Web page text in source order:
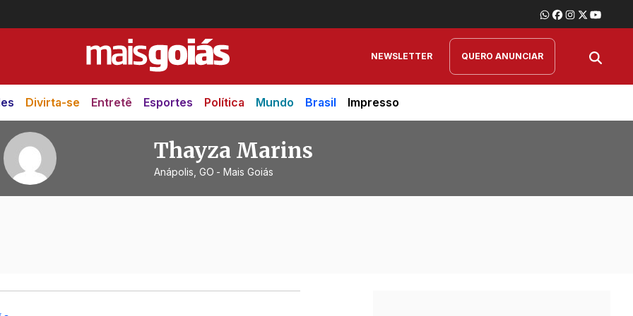
NEWSLETTER QUERO ANUNCIAR
Divirta-se Entretê Esportes Política Mundo Brasil Impresso
Thayza Marins
Anápolis, GO - Mais Goiás